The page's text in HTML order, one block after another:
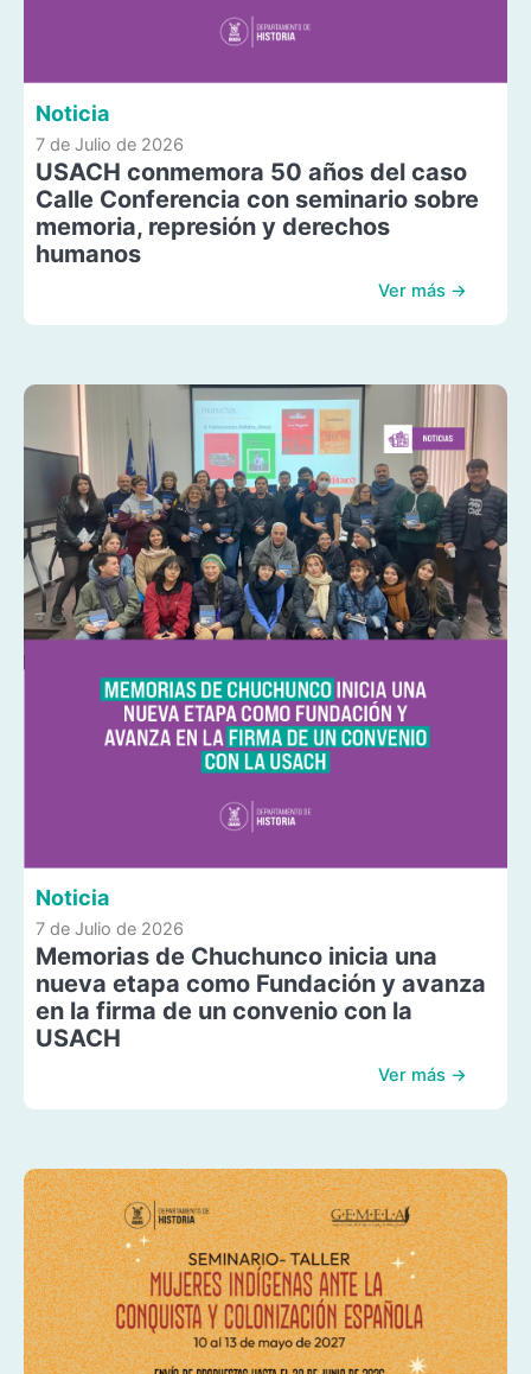
Noticia
7 de Julio de 2026
USACH conmemora 50 años del caso
Calle Conferencia con seminario sobre
memoria, represión y derechos
humanos
Ver más →
Noticia
7 de Julio de 2026
Memorias de Chuchunco inicia una
nueva etapa como Fundación y avanza
en la firma de un convenio con la
USACH
Ver más →